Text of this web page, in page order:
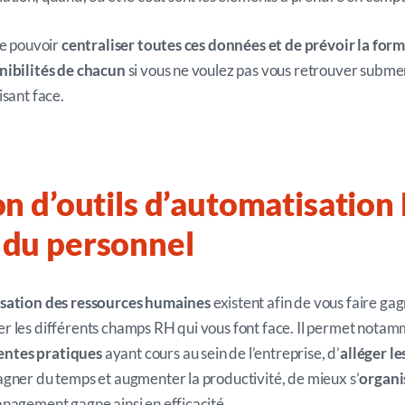
pouvoircentraliser toutes ces données et de prévoir la
de chacunsi vous ne voulez pas vous retrouver
face.
d’outils d’automatisation
personnel
des ressources humainesexistent afin de vous faire
les différents champs RH qui vous font face. Il permet
pratiquesayant cours au sein de l’entreprise, d’alléger
du temps et augmenter la productivité, de mieux s’